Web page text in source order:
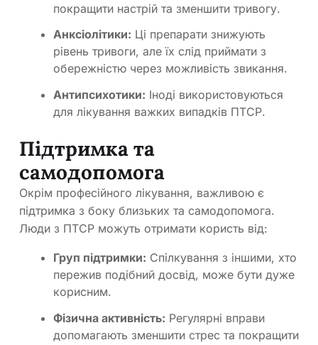
покращити настрій та зменшити тривогу.
Анксіолітики: Ці препарати знижують
рівень тривоги, але їх слід приймати з
обережністю через можливість звикання.
Антипсихотики: Іноді використовуються
для лікування важких випадків ПТСР.
Підтримка та
самодопомога
Окрім професійного лікування, важливою є
підтримка з боку близьких та самодопомога.
Люди з ПТСР можуть отримати користь від:
Груп підтримки: Спілкування з іншими, хто
пережив подібний досвід, може бути дуже
корисним.
Фізична активність: Регулярні вправи
допомагають зменшити стрес та покращити